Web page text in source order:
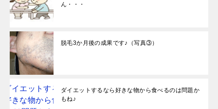
ん・・・
脱毛3か月後の成果です♪（写真③）
ダイエットするなら好きな物から食べるのは問題か
もね♪